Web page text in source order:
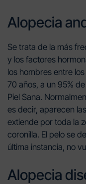
Alopecia
Se trata de la más
y los factores
los hombres entre
70 años, a un 95%
Piel Sana.
es decir, aparecen
extiende por toda la
coronilla. El pelo se
última instancia, no
Alopecia